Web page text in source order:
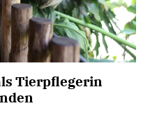
Tierpflegerin